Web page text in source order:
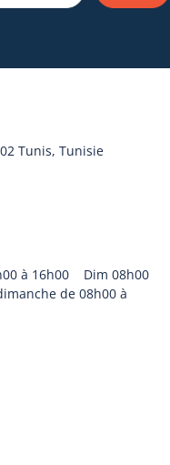
Tunis, Tunisie
à 16h00 Dim 08h00
de 08h00 à